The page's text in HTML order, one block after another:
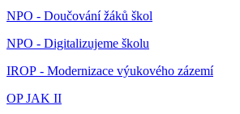
NPO - Doučování žáků škol
NPO - Digitalizujeme školu
IROP - Modernizace výukového zázemí
OP JAK II